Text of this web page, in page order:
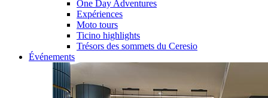
One Day Adventures
Expériences
Moto tours
Ticino highlights
Trésors des sommets du Ceresio
Événements